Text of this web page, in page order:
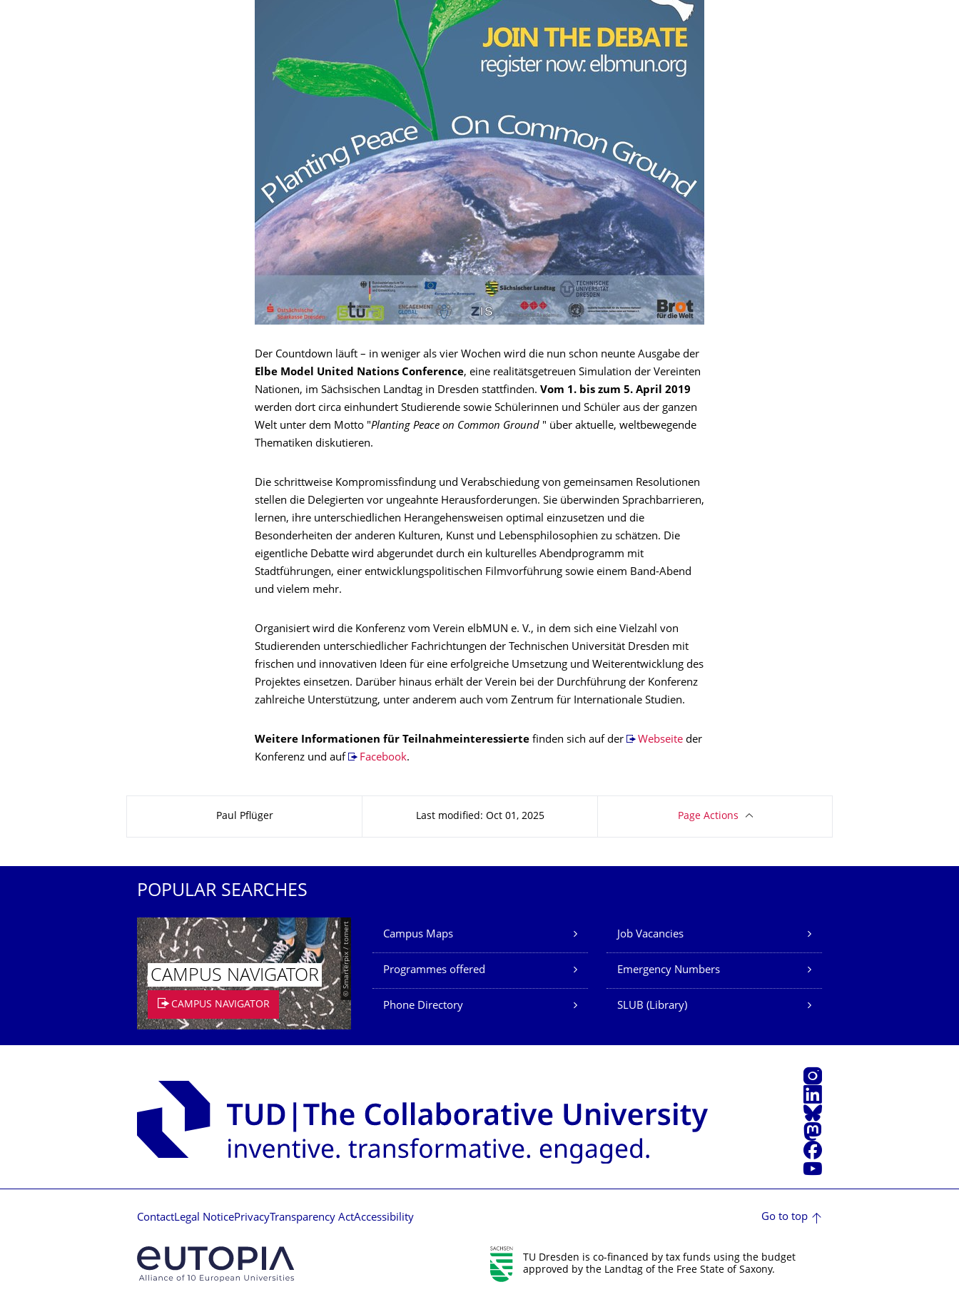
Der Countdown läuft – in weniger als vier Wochen wird die nun schon neunte Ausgabe der
Elbe Model United Nations Conference, eine realitätsgetreuen Simulation der Vereinten
Nationen, im Sächsischen Landtag in Dresden stattfinden. Vom 1. bis zum 5. April 2019
werden dort circa einhundert Studierende sowie Schülerinnen und Schüler aus der ganzen
Welt unter dem Motto "Planting Peace on Common Ground " über aktuelle, weltbewegende
Thematiken diskutieren.
Die schrittweise Kompromissfindung und Verabschiedung von gemeinsamen Resolutionen
stellen die Delegierten vor ungeahnte Herausforderungen. Sie überwinden Sprachbarrieren,
lernen, ihre unterschiedlichen Herangehensweisen optimal einzusetzen und die
Besonderheiten der anderen Kulturen, Kunst und Lebensphilosophien zu schätzen. Die
eigentliche Debatte wird abgerundet durch ein kulturelles Abendprogramm mit
Stadtführungen, einer entwicklungspolitischen Filmvorführung sowie einem Band-Abend
und vielem mehr.
Organisiert wird die Konferenz vom Verein elbMUN e. V., in dem sich eine Vielzahl von
Studierenden unterschiedlicher Fachrichtungen der Technischen Universität Dresden mit
frischen und innovativen Ideen für eine erfolgreiche Umsetzung und Weiterentwicklung des
Projektes einsetzen. Darüber hinaus erhält der Verein bei der Durchführung der Konferenz
zahlreiche Unterstützung, unter anderem auch vom Zentrum für Internationale Studien.
Weitere Informationen für Teilnahmeinteressierte finden sich auf der Webseiteder
Konferenz und auf
Facebook.
Paul Pflüger Last modified: Oct 01, 2025 Page Actions
POPULAR SEARCHES
© Smarterpix / tomert
CAMPUS NAVIGATOR
CAMPUS NAVIGATOR
Our Services
Campus Maps Job Vacancies
Programmes offered Emergency Numbers
Phone Directory SLUB (Library)
Instagram
LinkedIn
Bluesky
Mastodon
Facebook
YouTube
ContactLegal NoticePrivacyTransparency ActAccessibility Go to top
TU Dresden is co-financed by tax funds using the budget
approved by the Landtag of the Free State of Saxony.